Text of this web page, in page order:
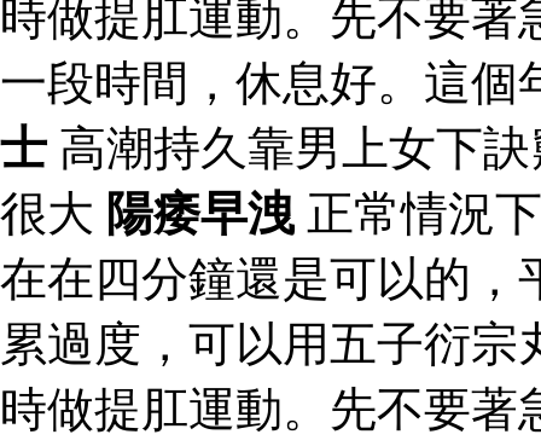
時做提肛運動。先不要
一段時間，休息好。這
士 高潮持久靠男上女下
很大 陽痿早洩 正常情況
在在四分鐘還是可以的，
累過度，可以用五子衍
時做提肛運動。先不要